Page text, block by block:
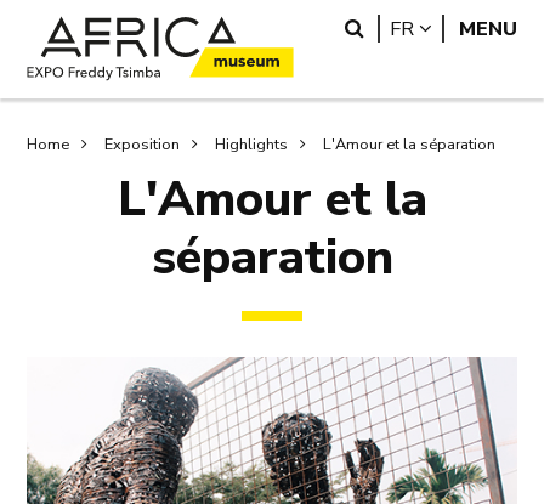
main
content
search
Search
FR LANGUAGE
MENU
Breadcrumb
Home Exposition Highlights L'Amour et la séparation
L'Amour et la
séparation